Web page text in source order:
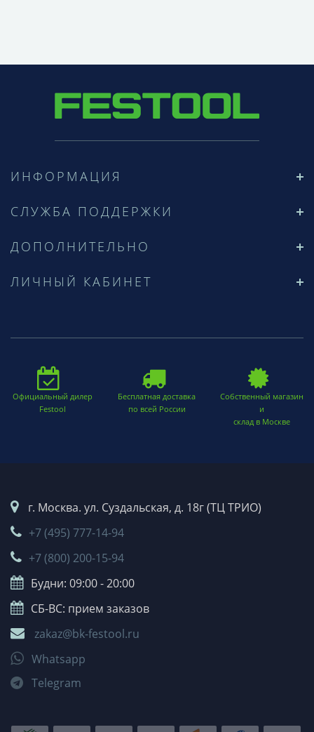
ИНФОРМАЦИЯ
СЛУЖБА ПОДДЕРЖКИ
ДОПОЛНИТЕЛЬНО
ЛИЧНЫЙ КАБИНЕТ
Официальный дилер
Festool
Бесплатная доставка
по всей России
Собственный магазин
и
склад в Москве
г. Москва. ул. Суздальская, д. 18г (ТЦ ТРИО)
+7 (495) 777-14-94
+7 (800) 200-15-94
Будни: 09:00 - 20:00
СБ-ВС: прием заказов
zakaz@bk-festool.ru
Whatsapp
Telegram